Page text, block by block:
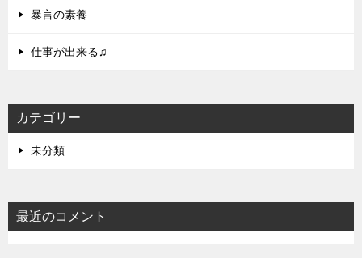
暴言の素養
仕事が出来る♫
カテゴリー
未分類
最近のコメント